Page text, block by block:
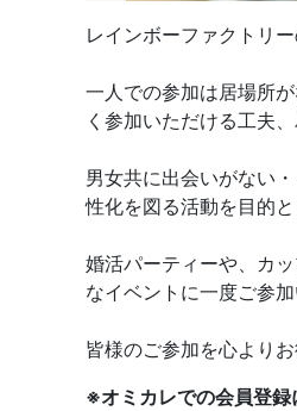
レインボーファクトリ
一人での参加は居場所
く参加いただける工夫
男女共に出会いがない
性化を図る活動を目的と
婚活パーティーや、カ
なイベントに一度ご参
皆様のご参加を心よりお
※オミカレでの会員登録